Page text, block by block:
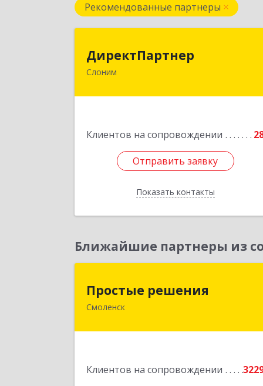
Рекомендованные партнеры
ДиректПартнер
Слоним
Клиентов на сопровождении
Отправить заявку
Показать контакты
231800, РБ, Гродненская область, г.
Отправить заявку
Назад
Ближайшие партнеры из
Простые решения
Смоленск
Клиентов на сопровождении
214015, Смоленская обл, Смоленск г,